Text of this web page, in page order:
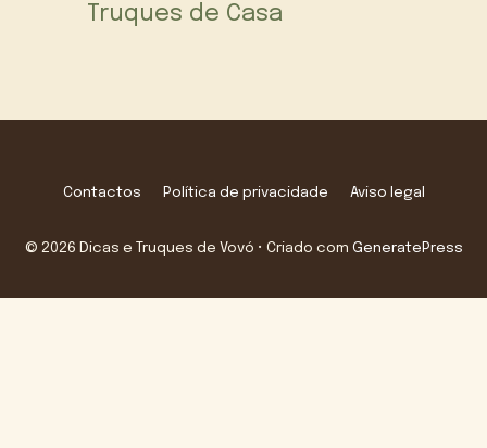
Truques de Casa
Contactos Política de privacidade Aviso legal
© 2026 Dicas e Truques de Vovó • Criado com GeneratePress